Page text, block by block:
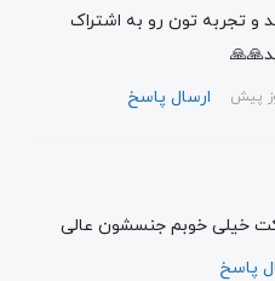
و تجربه تون رو به اشتراک
ارسال پاسخ
خیلی خوبم جنسشون عالی
پاسخ